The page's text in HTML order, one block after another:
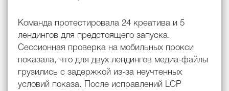
Команда протестировала 24 креатива и 5
лендингов для предстоящего запуска.
Сессионная проверка на мобильных прокси
показала, что для двух лендингов медиа-файлы
грузились с задержкой из-за неучтенных
условий показа. После исправлений LCP